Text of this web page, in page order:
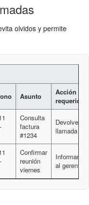
olvidos y permite
Asunto
Acción
requerida
Consulta
factura
#1234
Devolver
llamada
Confirmar
reunión
viernes
Informar
al gerente